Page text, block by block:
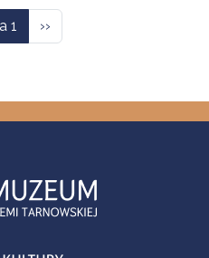
1 Następna strona
››